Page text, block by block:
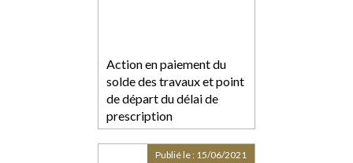
Action en paiement du
solde des travaux et point
de départ du délai de
prescription
Publié le : 15/06/2021